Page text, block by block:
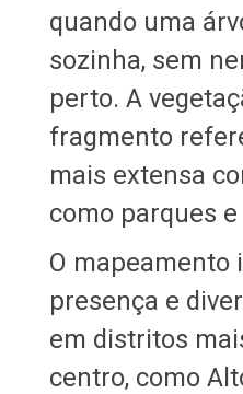
quando uma
sozinha, sem
perto. A
fragmento
mais extensa
como parques
O mapeamento
presença e
em distritos
centro, como